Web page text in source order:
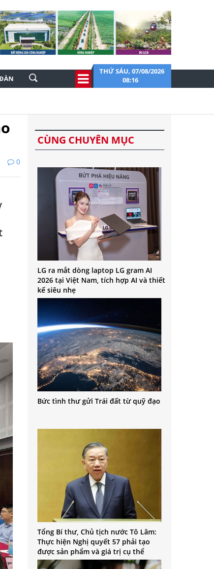
THỨ SÁU, 07/08/2026
08:16
0
CÙNG CHUYÊN MỤC
LG ra mắt dòng laptop LG gram AI
2026 tại Việt Nam, tích hợp AI và thiết
kế siêu nhẹ
Bức tình thư gửi Trái đất từ quỹ đạo
Tổng Bí thư, Chủ tịch nước Tô Lâm:
Thực hiện Nghị quyết 57 phải tạo
được sản phẩm và giá trị cụ thể